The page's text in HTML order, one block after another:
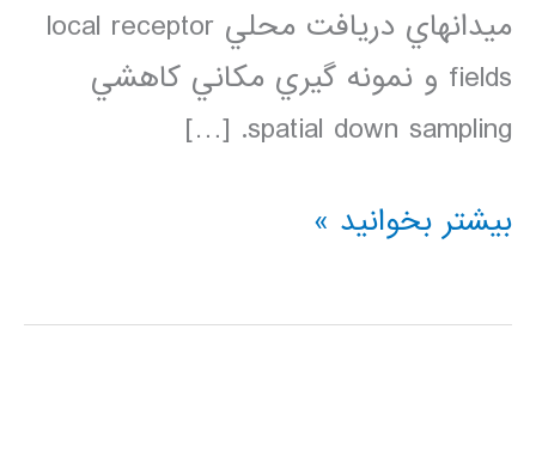
ميدانهاي دريافت محلي local receptor
fields و نمونه گيري مکاني کاهشي
spatial down sampling. […]
فیلم
شبکه
بیشتر بخوانید »